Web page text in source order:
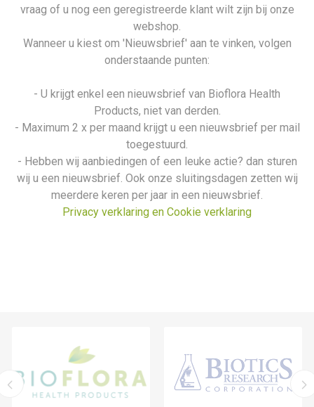
vraag of u nog een geregistreerde klant wilt zijn bij onze
webshop.
Wanneer u kiest om 'Nieuwsbrief' aan te vinken, volgen
onderstaande punten:
- U krijgt enkel een nieuwsbrief van Bioflora Health
Products, niet van derden.
- Maximum 2 x per maand krijgt u een nieuwsbrief per mail
toegestuurd.
- Hebben wij aanbiedingen of een leuke actie? dan sturen
wij u een nieuwsbrief. Ook onze sluitingsdagen zetten wij
meerdere keren per jaar in een nieuwsbrief.
Privacy verklaring en Cookie verklaring